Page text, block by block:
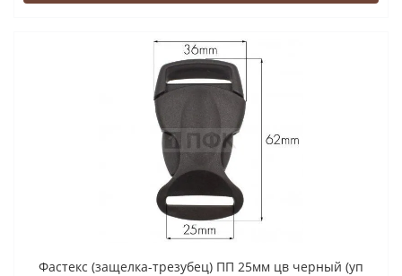
Фастекс (защелка-трезубец) ПП 25мм цв черный (уп